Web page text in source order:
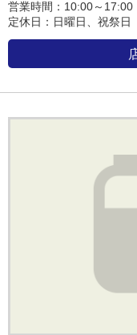
営業時間：10:00～17:00
定休日：日曜日、祝祭日